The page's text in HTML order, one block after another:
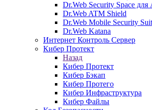
Dr.Web Security Space для
Dr.Web ATM Shield
Dr.Web Mobile Security
Dr.Web Katana
Интернет Контроль Сервер
Кибер Протект
Назад
Кибер Протект
Кибер Бэкап
Кибер Протего
Кибер Инфраструктура
Кибер Файлы